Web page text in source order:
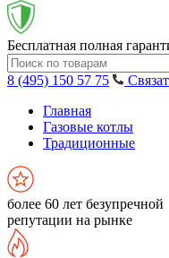
Бесплатная полная
8 (495) 150 57 75
Главная
Газовые котлы
Традиционные
более 60 лет безупречной
репутации на рынке